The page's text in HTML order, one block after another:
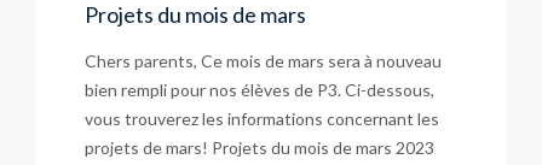
Projets du mois de mars
Chers parents, Ce mois de mars sera à nouveau
bien rempli pour nos élèves de P3. Ci-dessous,
vous trouverez les informations concernant les
projets de mars! Projets du mois de mars 2023